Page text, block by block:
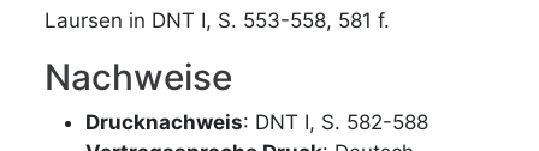
Laursen in DNT I, S. 553-558, 581 f.
Nachweise
Drucknachweis: DNT I, S. 582-588